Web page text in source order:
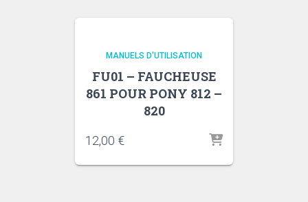
MANUELS D'UTILISATION
FU01 – FAUCHEUSE
861 POUR PONY 812 –
820
12,00 €